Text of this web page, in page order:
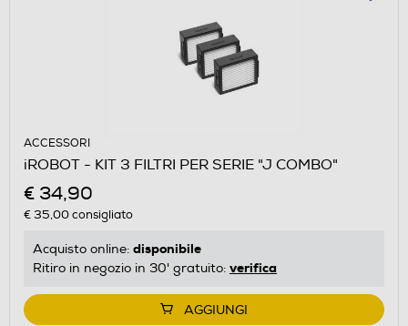
ACCESSORI
iROBOT - KIT 3 FILTRI PER SERIE "J COMBO"
€ 34,90
€ 35,00consigliato
Acquisto online: disponibile
Ritiro in negozio in 30' gratuito: verifica
AGGIUNGI